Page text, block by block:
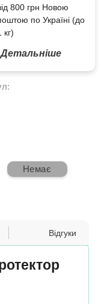
800 грн Новою
по Україні (до
кг)
Детальніше
Немає
Відгуки